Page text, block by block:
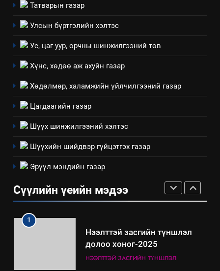
Татварын газар
Улсын бүртгэлийн хэлтэс
Ус, цаг уур, орчны шинжилгээний төв
Хүнс, хөдөө аж ахуйн газар
Хөдөлмөр, халамжийн үйлчилгээний газар
Цагдаагийн газар
Шүүх шинжилгээний хэлтэс
Шүүхийн шийдвэр гүйцэтгэх газар
Эрүүл мэндийн газар
Сүүлийн үеийн мэдээ
7
байгаа хууль тогтоомж
ИЛ ТОД БАЙДАЛ
8
Мэдээлэл хариуцагчийн
үйлдвэрлэл, үйлчилгээ,
технологийн хүн, мал, амьтны
үзүүлэх буюу үзүүлж байгаа
нөлөөллийн талаарх
мэдээлэл
ИЛ ТОД БАЙДАЛ
Нээлттэй засгийн түншлэл
НЭЭЛТТЭЙ ЗАСГИЙН ТҮНШЛЭЛ
2
“БИД ИРГЭДЭЭ СОНСОЖ,
ШИЙДНЭ” ӨДРИЙГ ЗОХИОН
БАЙГУУЛНА
ЗАР ТАЗ-ЫН САЛБАР ЗӨВЛӨЛ